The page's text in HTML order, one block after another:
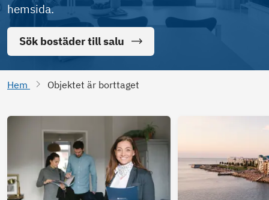
hemsida.
Sök bostäder till salu
Hem Objektet är borttaget